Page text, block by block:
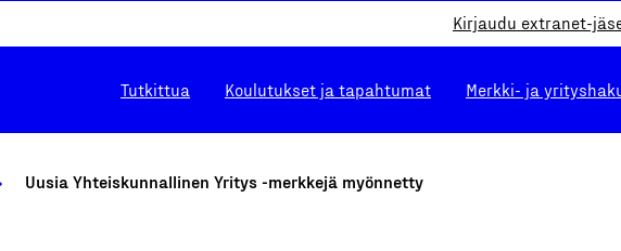
Kirjaudu extranet-
Tutkittua Koulutukset ja tapahtumat Merkki- ja
Uusia Yhteiskunnallinen Yritys -merkkejä myönnetty